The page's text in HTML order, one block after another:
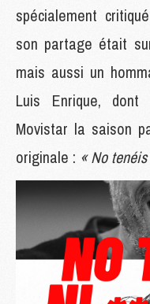
spécialement
son partage était
mais aussi un
Luis Enrique,
Movistar la saison
originale : « No